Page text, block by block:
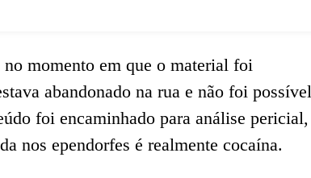
momento em que o material foi
abandonado na rua e não foi possível
foi encaminhado para análise pericial,
nos ependorfes é realmente cocaína.